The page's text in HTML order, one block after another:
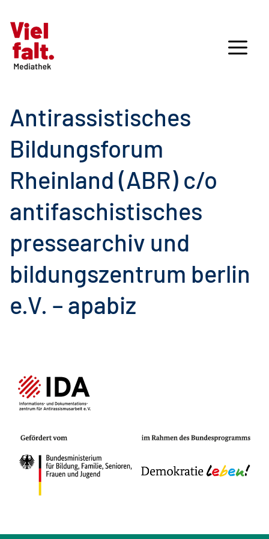
Antirassistisches
Bildungsforum
Rheinland (ABR) c/o
antifaschistisches
pressearchiv und
bildungszentrum berlin
e.V. – apabiz